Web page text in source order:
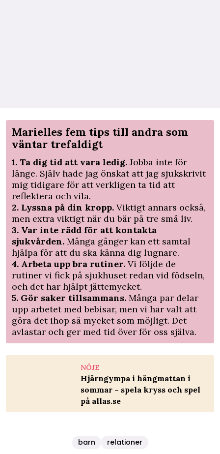
Marielles fem tips till andra som
väntar trefaldigt
1. Ta dig tid att vara ledig. Jobba inte för
länge. Själv hade jag önskat att jag sjukskrivit
mig tidigare för att verkligen ta tid att
reflektera och vila.
2. Lyssna på din kropp. Viktigt annars också,
men extra viktigt när du bär på tre små liv.
3. Var inte rädd för att kontakta
sjukvården. Många gånger kan ett samtal
hjälpa för att du ska känna dig lugnare.
4. Arbeta upp bra rutiner. Vi följde de
rutiner vi fick på sjukhuset redan vid födseln,
och det har hjälpt jättemycket.
5. Gör saker tillsammans. Många par delar
upp arbetet med bebisar, men vi har valt att
göra det ihop så mycket som möjligt. Det
avlastar och ger med tid över för oss själva.
NÖJE
Hjärngympa i hängmattan i
sommar – spela kryss och spel
på allas.se
barn relationer